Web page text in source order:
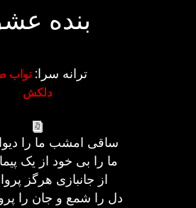
بنده
ترانه سرا:نواب
دلکش
ساقی امشب ما را
ما را بی خود از یک
از جانبازی هرگز
دل را شمع و جان را